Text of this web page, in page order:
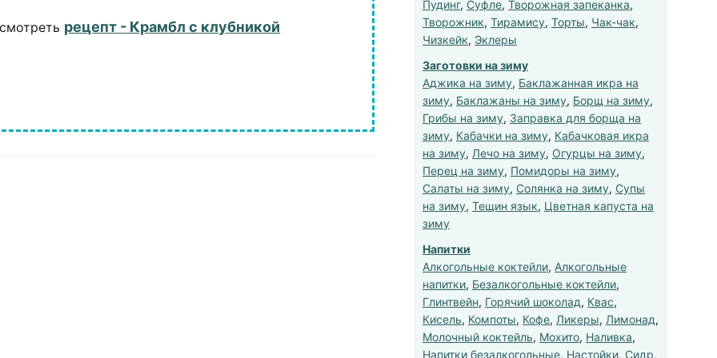
рецепт - Крамбл с клубникой
Пудинг, Суфле, Творожная запеканка,
Творожник, Тирамису, Торты, Чак-чак,
Чизкейк, Эклеры
Заготовки на зиму
Аджика на зиму, Баклажанная икра на
зиму, Баклажаны на зиму, Борщ на зиму,
Грибы на зиму, Заправка для борща на
зиму, Кабачки на зиму, Кабачковая икра
на зиму, Лечо на зиму, Огурцы на зиму,
Перец на зиму, Помидоры на зиму,
Салаты на зиму, Солянка на зиму, Супы
на зиму, Тещин язык, Цветная капуста на
зиму
Напитки
Алкогольные коктейли, Алкогольные
напитки, Безалкогольные коктейли,
Глинтвейн, Горячий шоколад, Квас,
Кисель, Компоты, Кофе, Ликеры, Лимонад,
Молочный коктейль, Мохито, Наливка,
Напитки безалкогольные, Настойки, Сидр,